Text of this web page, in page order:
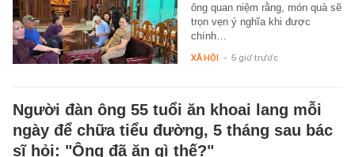
ông quan niệm rằng, món quà sẽ
trọn vẹn ý nghĩa khi được
chính…
XÃ HỘI - 5 giờ trước
Người đàn ông 55 tuổi ăn khoai lang mỗi
ngày để chữa tiểu đường, 5 tháng sau bác
sĩ hỏi: "Ông đã ăn gì thế?"